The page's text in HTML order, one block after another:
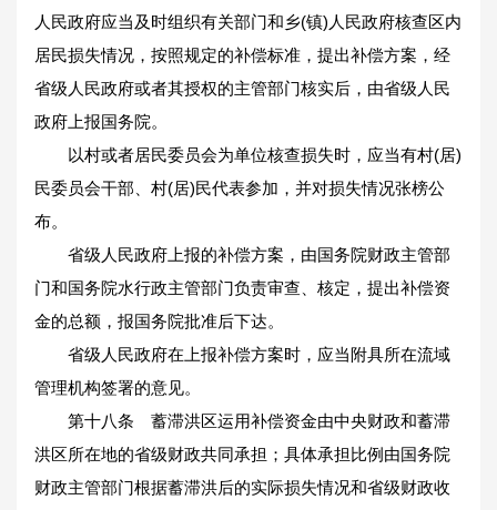
人民政府应当及时组织有关部门和乡(镇)人民政府核查区内
居民损失情况，按照规定的补偿标准，提出补偿方案，经
省级人民政府或者其授权的主管部门核实后，由省级人民
政府上报国务院。
以村或者居民委员会为单位核查损失时，应当有村(居)
民委员会干部、村(居)民代表参加，并对损失情况张榜公
布。
省级人民政府上报的补偿方案，由国务院财政主管部
门和国务院水行政主管部门负责审查、核定，提出补偿资
金的总额，报国务院批准后下达。
省级人民政府在上报补偿方案时，应当附具所在流域
管理机构签署的意见。
第十八条 蓄滞洪区运用补偿资金由中央财政和蓄滞
洪区所在地的省级财政共同承担；具体承担比例由国务院
财政主管部门根据蓄滞洪后的实际损失情况和省级财政收